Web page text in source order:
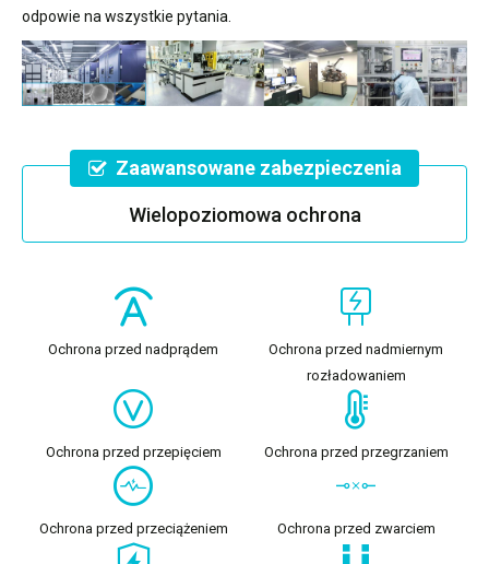
odpowie na wszystkie pytania.
Zaawansowane zabezpieczenia
Wielopoziomowa ochrona
Ochrona przed nadprądem
Ochrona przed nadmiernym
rozładowaniem
Ochrona przed przepięciem Ochrona przed przegrzaniem
Ochrona przed przeciążeniem Ochrona przed zwarciem